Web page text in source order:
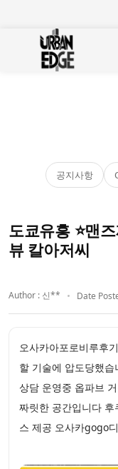
공지사항
도쿄유흥 ⭐맨
뷰 칼아저씨
Author : 신** Date
오사카아포로비루후
할 기술에 압도당했
상담 운영중 옵파브
짜릿한 공간입니다
스 제공 오사카gogo